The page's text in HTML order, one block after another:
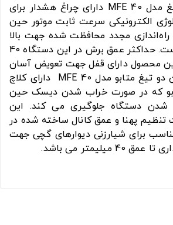
شیارزن متابو دو تیغ مدل MFE 40 دارای چراغ هشدار برای
الکترونیکی سرعت ثابت موتور حین
راه‌اندازی مجدد محافظت شده جهت بالا
بردن عمر دستگاه است. حداکثر عمق برش در این دستگاه 40
محصول دارای قفل جهت تعویض آسان
صفحه است. شیارزن دو تیغ متابو مدل MFE 40 دارای کلاچ
که در صورت خراب شدن دیسک حین
شدن دستگاه جلوگیری می کند. این
تنظیم پهنا و عمق کانال ساخته شده در
مناسب برای شیارزنی دیوارهای گچی جهت
می باشد.